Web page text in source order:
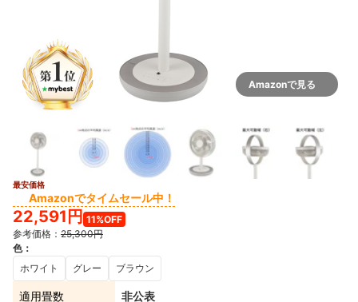
Amazonで見る
最安価格
Amazonでタイムセール中！
22,591円 11%OFF
参考価格： 25,300円
色：
ホワイト
グレー ブラウン
適用畳数 非公表